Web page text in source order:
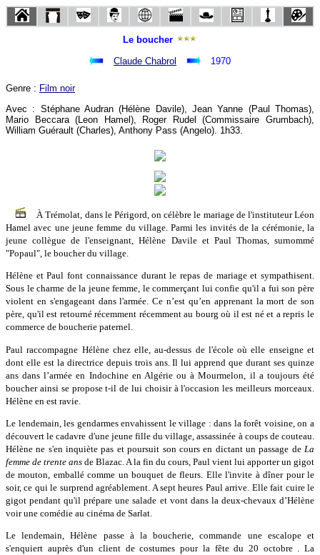
Le boucher
Claude Chabrol
1970
Genre : Film noir
Avec : Stéphane Audran (Hélène Davile), Jean Yanne (Paul Thomas),
Mario Beccara (Leon Hamel), Roger Rudel (Commissaire Grumbach),
William Guérault (Charles), Anthony Pass (Angelo). 1h33.
À Trémolat, dans le Périgord, on célèbre le mariage de l'instituteur Léon
Hamel avec une jeune femme du village. Parmi les invités de la cérémonie, la
jeune collègue de l'enseignant, Hélène Davile et Paul Thomas, surnommé
"Popaul", le boucher du village.
Hélène et Paul font connaissance durant le repas de mariage et sympathisent.
Sous le charme de la jeune femme, le commerçant lui confie qu'il a fui son père
violent en s'engageant dans l'armée. Ce n’est qu’en apprenant la mort de son
père, qu'il est retourné récemment récemment au bourg où il est né et a repris le
commerce de boucherie paternel.
Paul raccompagne Hélène chez elle, au-dessus de l'école où elle enseigne et
dont elle est la directrice depuis trois ans. Il lui apprend que durant ses quinze
ans dans l’armée en Indochine en Algérie ou à Mourmelon, il a toujours été
boucher ainsi se propose t-il de lui choisir à l'occasion les meilleurs morceaux.
Hélène en est ravie.
Le lendemain, les gendarmes envahissent le village : dans la forêt voisine, on a
découvert le cadavre d'une jeune fille du village, assassinée à coups de couteau.
Hélène ne s'en inquiète pas et poursuit son cours en dictant un passage de La
femme de trente ans de Blazac. A la fin du cours, Paul vient lui apporter un gigot
de mouton, emballé comme un bouquet de fleurs. Elle l'invite à dîner pour le
soir, ce qui le surprend agréablement. A sept heures Paul arrive. Elle fait cuire le
gigot pendant qu'il prépare une salade et vont dans la deux-chevaux d’Hélène
voir une comédie au cinéma de Sarlat.
Le lendemain, Hélène passe à la boucherie, commande une escalope et
s'enquiert auprès d'un client de costumes pour la fête du 20 octobre . La